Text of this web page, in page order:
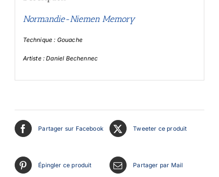
Normandie-Niemen Memory
Technique : Gouache
Artiste : Daniel Bechennec
Partager sur Facebook Tweeter ce produit
Épingler ce produit Partager par Mail